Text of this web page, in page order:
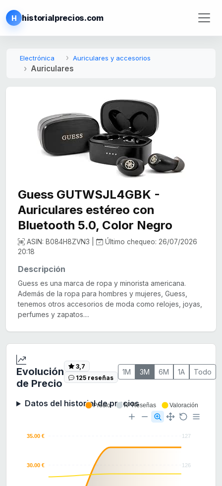
H historialprecios.com
Electrónica Auriculares y accesorios
Auriculares
Guess GUTWSJL4GBK -
Auriculares estéreo con
Bluetooth 5.0, Color Negro
ASIN: B084H8ZVN3 |
Último chequeo: 26/07/2026
20:18
Descripción
Guess es una marca de ropa y minorista americana.
Además de la ropa para hombres y mujeres, Guess,
tenemos otros accesorios de moda como relojes, joyas,
perfumes y zapatos....
Evolución
de Precio
3,7
125 reseñas
1M 3M 6M 1A Todo
Datos del historial de precios
127
126
35.00 €
30.00 €
Precio Nº Reseñas Valoración